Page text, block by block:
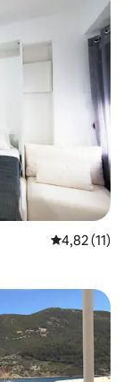
Średnia
4,82 (11)